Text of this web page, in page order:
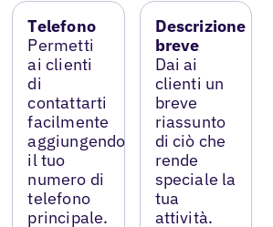
Telefono
Permetti
ai clienti
di
contattarti
facilmente
aggiungendo
il tuo
numero di
telefono
principale.
Descrizione
breve
Dai ai
clienti un
breve
riassunto
di ciò che
rende
speciale la
tua
attività.